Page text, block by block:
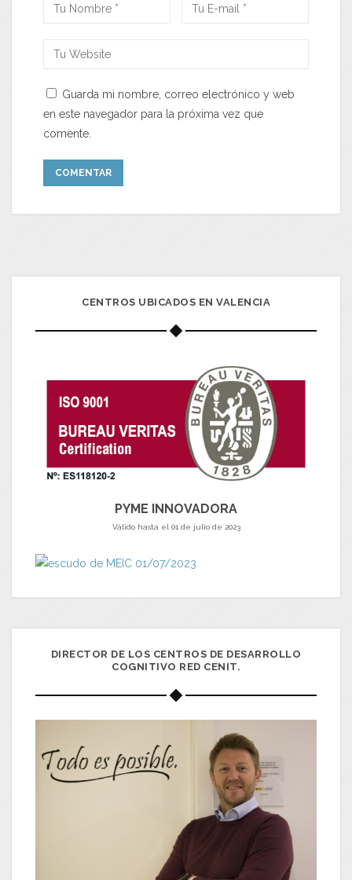
Guarda mi nombre, correo electrónico y web
en este navegador para la próxima vez que
comente.
CENTROS UBICADOS EN VALENCIA
PYME INNOVADORA
Válido hasta el 01 de julio de 2023
DIRECTOR DE LOS CENTROS DE DESARROLLO
COGNITIVO RED CENIT.